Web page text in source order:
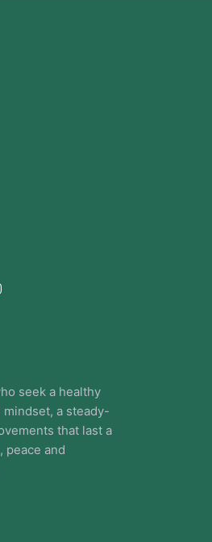
seek a healthy
a steady-
that last a
peace and